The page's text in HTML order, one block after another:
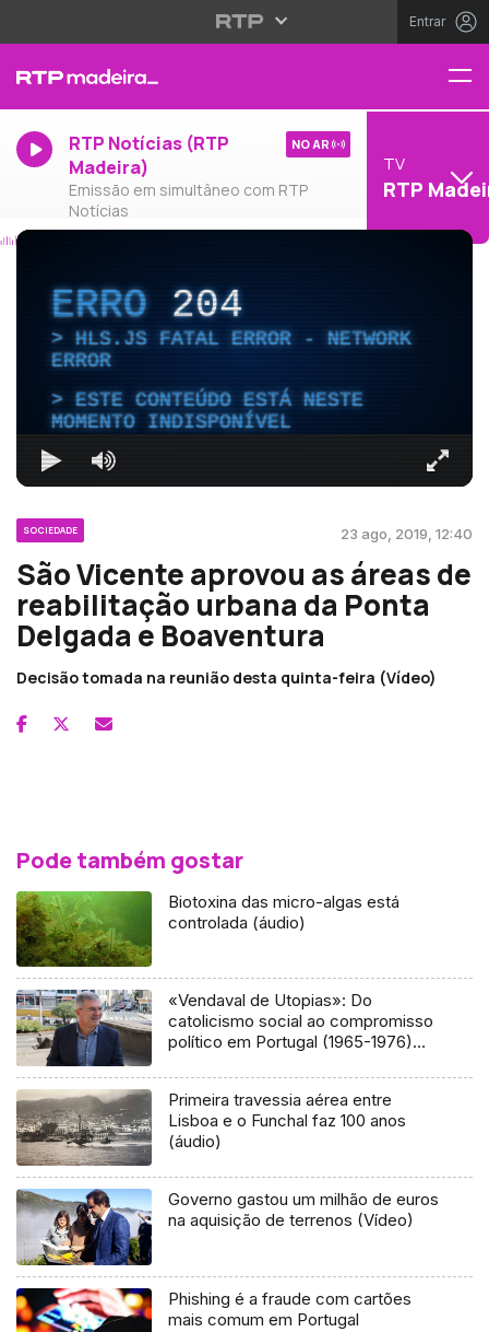
Entrar
RTP Notícias (RTP
Madeira)
Emissão em simultâneo com RTP
Notícias
NO AR
TV
RTP
ERRO204
HLS.JS FATAL ERROR - NETWORK
ERROR
ESTE CONTEÚDO ESTÁ NESTE
MOMENTO INDISPONÍVEL
SOCIEDADE 23 ago, 2019, 12:40
São Vicente aprovou as áreas de
reabilitação urbana da Ponta
Delgada e Boaventura
Decisão tomada na reunião desta quinta-feira (Vídeo)
Pode também gostar
Biotoxina das micro-algas está
controlada (áudio)
«Vendaval de Utopias»: Do
catolicismo social ao compromisso
político em Portugal (1965-1976)
Primeira travessia aérea entre
Lisboa e o Funchal faz 100 anos
(áudio)
Governo gastou um milhão de euros
na aquisição de terrenos (Vídeo)
Phishing é a fraude com cartões
mais comum em Portugal